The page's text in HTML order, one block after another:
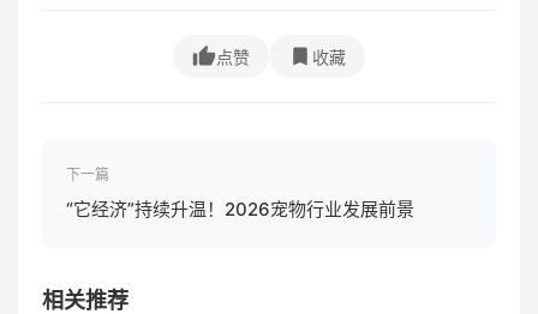
点赞 收藏
下一篇
“它经济”持续升温！2026宠物行业发展前景
相关推荐